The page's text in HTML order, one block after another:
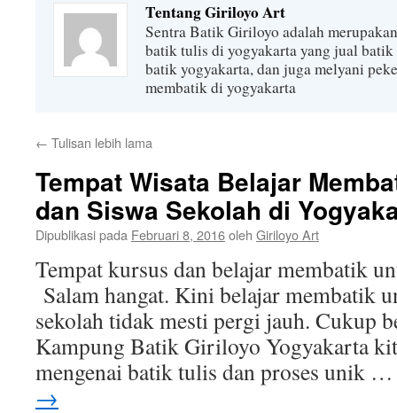
Tentang Giriloyo Art
Sentra Batik Giriloyo adalah
batik tulis di yogyakarta yang jual
batik yogyakarta, dan juga melyani
membatik di yogyakarta
← Tulisan lebih lama
Tempat Wisata Belajar
dan Siswa Sekolah di
Dipublikasi pada Februari 8, 2016oleh Giriloyo Art
Tempat kursus dan belajar membatik
Salam hangat. Kini belajar membatik
sekolah tidak mesti pergi jauh. Cukup
Kampung Batik Giriloyo Yogyakarta
mengenai batik tulis dan proses unik
→